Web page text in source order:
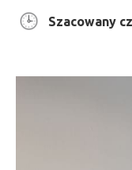
Szacowany